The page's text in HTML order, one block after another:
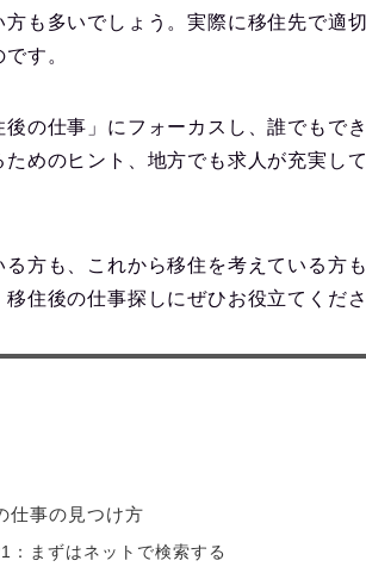
も多いでしょう。実際に移住先で適
す。
の仕事」にフォーカスし、誰でもで
ためのヒント、地方でも求人が充実し
方も、これから移住を考えている方
住後の仕事探しにぜひお役立てくださ
仕事の見つけ方
：まずはネットで検索する